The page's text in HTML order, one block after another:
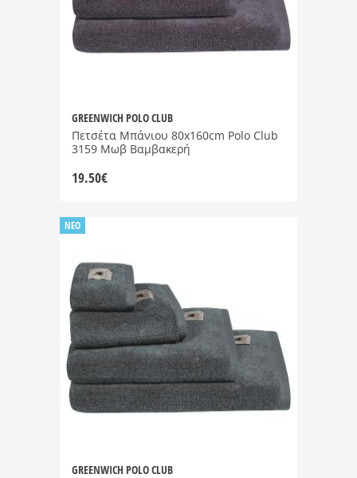
GREENWICH POLO CLUB
Πετσέτα Μπάνιου 80x160cm Polo Club
3159 Μωβ Βαμβακερή
19.50€
GREENWICH POLO CLUB
NEO